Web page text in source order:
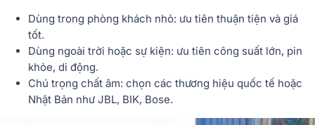
Dùng trong phòng khách nhỏ: ưu tiên thuận tiện và giá
tốt.
Dùng ngoài trời hoặc sự kiện: ưu tiên công suất lớn, pin
khỏe, di động.
Chú trọng chất âm: chọn các thương hiệu quốc tế hoặc
Nhật Bản như JBL, BIK, Bose.